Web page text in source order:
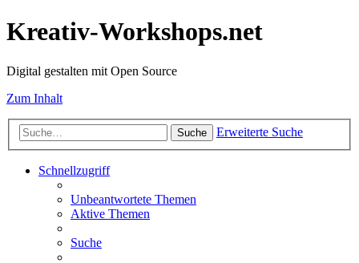
Kreativ-Workshops.net
Digital gestalten mit Open Source
Zum Inhalt
Suche Erweiterte Suche
Schnellzugriff
Unbeantwortete Themen
Aktive Themen
Suche